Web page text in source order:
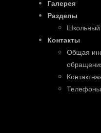
Галерея
Разделы
Школьный
Контакты
Общая